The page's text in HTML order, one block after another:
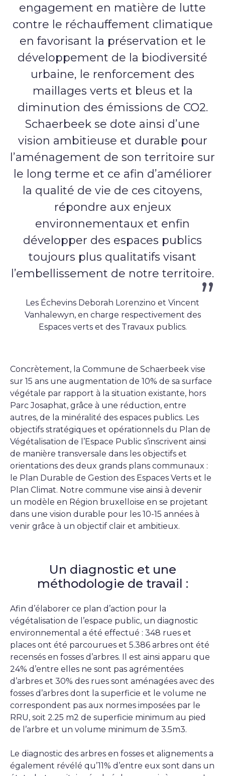
engagement en matière de lutte
contre le réchauffement climatique
en favorisant la préservation et le
développement de la biodiversité
urbaine, le renforcement des
maillages verts et bleus et la
diminution des émissions de CO2.
Schaerbeek se dote ainsi d’une
vision ambitieuse et durable pour
l’aménagement de son territoire sur
le long terme et ce afin d’améliorer
la qualité de vie de ces citoyens,
répondre aux enjeux
environnementaux et enfin
développer des espaces publics
toujours plus qualitatifs visant
l’embellissement de notre territoire.
Les Échevins Deborah Lorenzino et Vincent
Vanhalewyn, en charge respectivement des
Espaces verts et des Travaux publics.
Concrètement, la Commune de Schaerbeek vise
sur 15 ans une augmentation de 10% de sa surface
végétale par rapport à la situation existante, hors
Parc Josaphat, grâce à une réduction, entre
autres, de la minéralité des espaces publics. Les
objectifs stratégiques et opérationnels du Plan de
Végétalisation de l’Espace Public s’inscrivent ainsi
de manière transversale dans les objectifs et
orientations des deux grands plans communaux :
le Plan Durable de Gestion des Espaces Verts et le
Plan Climat. Notre commune vise ainsi à devenir
un modèle en Région bruxelloise en se projetant
dans une vision durable pour les 10-15 années à
venir grâce à un objectif clair et ambitieux.
Un diagnostic et une
méthodologie de travail :
Afin d’élaborer ce plan d’action pour la
végétalisation de l’espace public, un diagnostic
environnemental a été effectué : 348 rues et
places ont été parcourues et 5.386 arbres ont été
recensés en fosses d’arbres. Il est ainsi apparu que
24% d’entre elles ne sont pas agrémentées
d’arbres et 30% des rues sont aménagées avec des
fosses d’arbres dont la superficie et le volume ne
correspondent pas aux normes imposées par le
RRU, soit 2.25 m2 de superficie minimum au pied
de l’arbre et un volume minimum de 3.5m3.
Le diagnostic des arbres en fosses et alignements a
également révélé qu’11% d’entre eux sont dans un